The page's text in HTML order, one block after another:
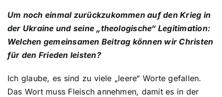
Um noch einmal zurückzukommen auf den Krieg in
der Ukraine und seine „theologische“ Legitimation:
Welchen gemeinsamen Beitrag können wir Christen
für den Frieden leisten?
Ich glaube, es sind zu viele „leere“ Worte gefallen.
Das Wort muss Fleisch annehmen, damit es in der